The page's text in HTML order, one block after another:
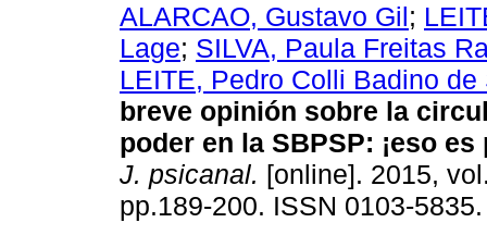
ALARCAO, Gustavo Gil;
Lage; SILVA, Paula Freitas
LEITE, Pedro Colli Badino de
breve opinión sobre la
poder en la SBPSP: ¡eso
J. psicanal. [online]. 2015,
pp.189-200. ISSN 0103-5835.